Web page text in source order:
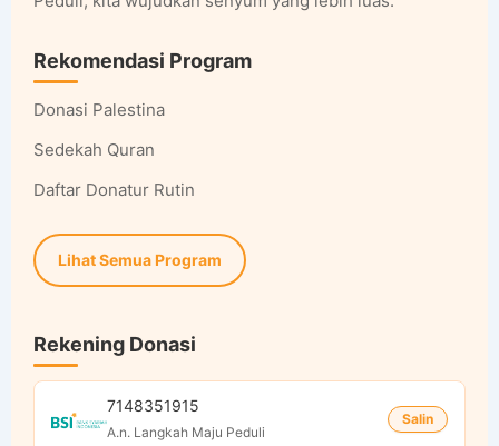
Rekomendasi Program
Donasi Palestina
Sedekah Quran
Daftar Donatur Rutin
Lihat Semua Program
Rekening Donasi
7148351915
A.n. Langkah Maju Peduli
Salin